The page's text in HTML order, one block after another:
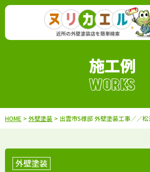
施工例
WORKS
HOME > 外壁塗装 > 出雲市S様邸 外壁塗装工事／／松江市・出雲
外壁塗装